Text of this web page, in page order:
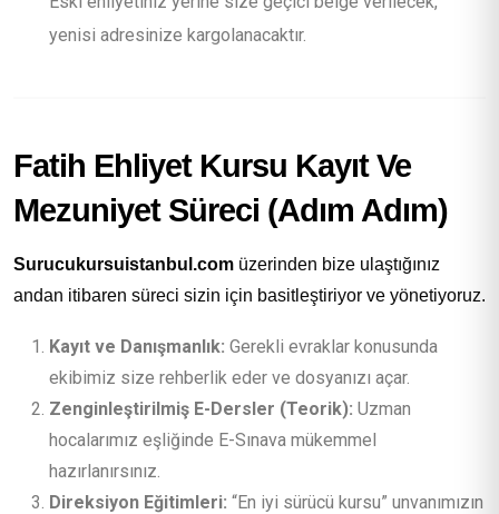
yenisi adresinize kargolanacaktır.
Fatih Ehliyet Kursu Kayıt Ve
Mezuniyet Süreci (Adım Adım)
Surucukursuistanbul.com üzerinden bize ulaştığınız
andan itibaren süreci sizin için basitleştiriyor ve yönetiyoruz.
Kayıt ve Danışmanlık: Gerekli evraklar konusunda
ekibimiz size rehberlik eder ve dosyanızı açar.
Zenginleştirilmiş E-Dersler (Teorik): Uzman
hocalarımız eşliğinde E-Sınava mükemmel
hazırlanırsınız.
Direksiyon Eğitimleri: “En iyi sürücü kursu” unvanımızın